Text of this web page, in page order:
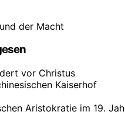
der Macht
vor Christus
Kaiserhof
Aristokratie im 19.